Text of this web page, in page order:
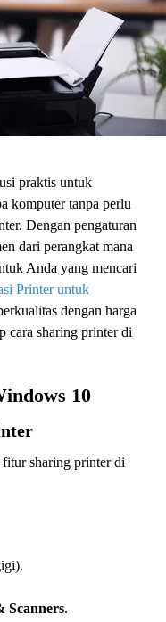
praktis untuk
komputer tanpa perlu
Dengan pengaturan
dari perangkat mana
Anda yang mencari
Printer untuk
dengan harga
cara sharing printer di
10
sharing printer di
Scanners.